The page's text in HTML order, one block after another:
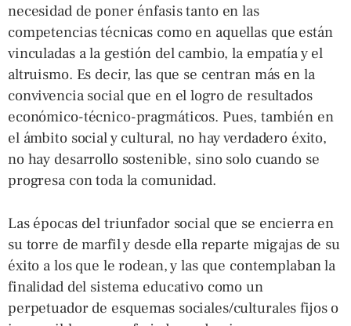
necesidad de poner énfasis tanto en las
competencias técnicas como en aquellas que están
vinculadas a la gestión del cambio, la empatía y el
altruismo. Es decir, las que se centran más en la
convivencia social que en el logro de resultados
económico-técnico-pragmáticos. Pues, también en
el ámbito social y cultural, no hay verdadero éxito,
no hay desarrollo sostenible, sino solo cuando se
progresa con toda la comunidad.
Las épocas del triunfador social que se encierra en
su torre de marfil y desde ella reparte migajas de su
éxito a los que le rodean, y las que contemplaban la
finalidad del sistema educativo como un
perpetuador de esquemas sociales/culturales fijos o